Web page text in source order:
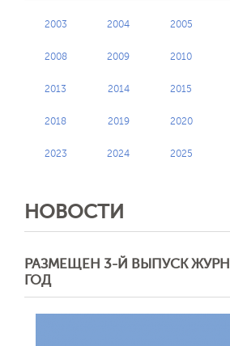
2003 2004 2005
2008 2009 2010
2013 2014 2015
2018 2019 2020
2023 2024 2025
НОВОСТИ
РАЗМЕЩЕН 3-Й ВЫПУСК
ГОД